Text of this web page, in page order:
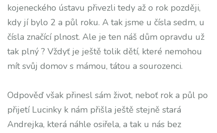
kojeneckého ústavu přivezli tedy až o rok později,
kdy jí bylo 2 a půl roku. A tak jsme u čísla sedm, u
čísla značící plnost. Ale je ten náš dům opravdu už
tak plný ? Vždyť je ještě tolik dětí, které nemohou
mít svůj domov s mámou, tátou a sourozenci.
Odpověď však přinesl sám život, neboť rok a půl po
přijetí Lucinky k nám přišla ještě stejně stará
Andrejka, která náhle osiřela, a tak u nás bez